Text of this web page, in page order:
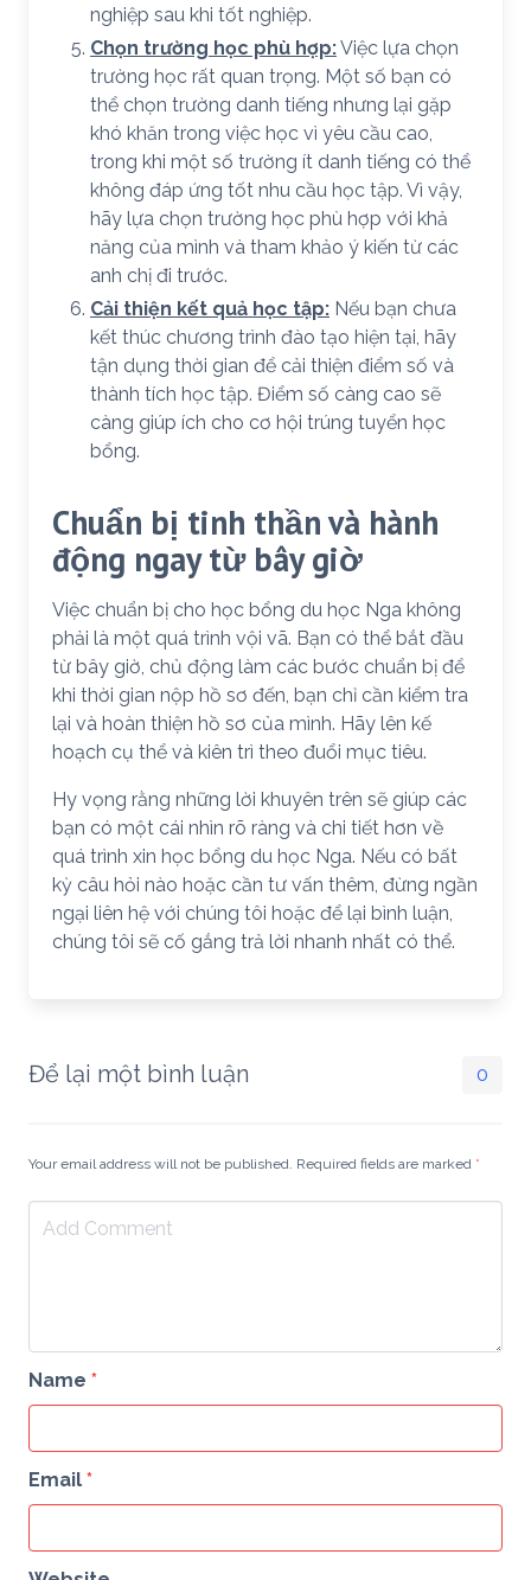
nghiệp sau khi tốt nghiệp.
Chọn trường học phù hợp:Việc lựa chọn
trường học rất quan trọng. Một số bạn có
thể chọn trường danh tiếng nhưng lại gặp
khó khăn trong việc học vì yêu cầu cao,
trong khi một số trường ít danh tiếng có thể
không đáp ứng tốt nhu cầu học tập. Vì vậy,
hãy lựa chọn trường học phù hợp với khả
năng của mình và tham khảo ý kiến từ các
anh chị đi trước.
Cải thiện kết quả học tập: Nếu bạn chưa
kết thúc chương trình đào tạo hiện tại, hãy
tận dụng thời gian để cải thiện điểm số và
thành tích học tập. Điểm số càng cao sẽ
càng giúp ích cho cơ hội trúng tuyển học
bổng.
Chuẩn bị tinh thần và hành
động ngay từ bây giờ
Việc chuẩn bị cho học bổng du học Nga không
phải là một quá trình vội vã. Bạn có thể bắt đầu
từ bây giờ, chủ động làm các bước chuẩn bị để
khi thời gian nộp hồ sơ đến, bạn chỉ cần kiểm tra
lại và hoàn thiện hồ sơ của mình. Hãy lên kế
hoạch cụ thể và kiên trì theo đuổi mục tiêu.
Hy vọng rằng những lời khuyên trên sẽ giúp các
bạn có một cái nhìn rõ ràng và chi tiết hơn về
quá trình xin học bổng du học Nga. Nếu có bất
kỳ câu hỏi nào hoặc cần tư vấn thêm, đừng ngần
ngại liên hệ với chúng tôi hoặc để lại bình luận,
chúng tôi sẽ cố gắng trả lời nhanh nhất có thể.
Để lại một bình luận 0
Your email address will not be published. Required fields are marked *
Name *
Email *